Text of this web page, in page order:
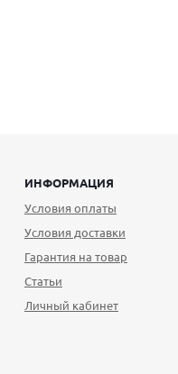
ИНФОРМАЦИЯ
Условия оплаты
Условия доставки
Гарантия на товар
Статьи
Личный кабинет